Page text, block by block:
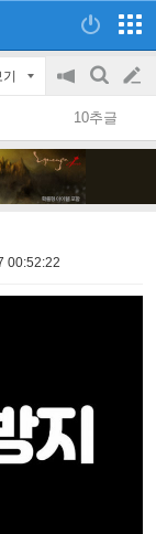
기
공
지
on/off
검
색
글
쓰
10추글
00:52:22